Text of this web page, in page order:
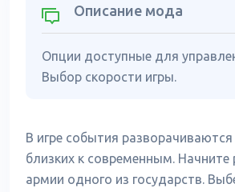
Описание мода
Опции доступные для
Выбор скорости игры.
В игре события разворачиваются
близких к современным. Начните
армии одного из государств.